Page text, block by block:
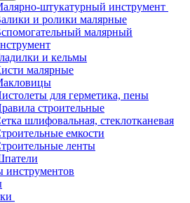
штукатурный инструмент
и ролики малярные
малярный
и кельмы
малярные
для герметика, пены
строительные
шлифовальная, стеклотканевая
емкости
ленты
инструментов